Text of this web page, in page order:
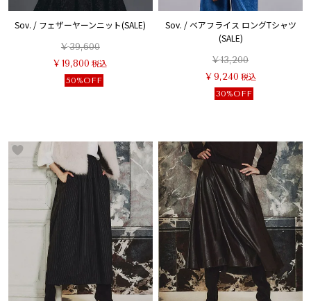
Sov. / フェザーヤーンニット(SALE)
¥39,600
¥ 19,800 税込
50%OFF
Sov. / ベアフライス ロングTシャツ
(SALE)
¥13,200
¥ 9,240 税込
30%OFF